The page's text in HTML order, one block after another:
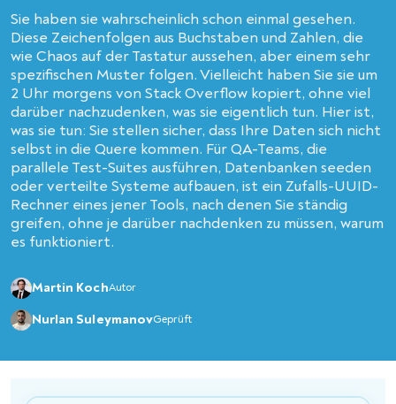
Sie haben sie wahrscheinlich schon einmal gesehen.
Diese Zeichenfolgen aus Buchstaben und Zahlen, die
wie Chaos auf der Tastatur aussehen, aber einem sehr
spezifischen Muster folgen. Vielleicht haben Sie sie um
2 Uhr morgens von Stack Overflow kopiert, ohne viel
darüber nachzudenken, was sie eigentlich tun. Hier ist,
was sie tun: Sie stellen sicher, dass Ihre Daten sich nicht
selbst in die Quere kommen. Für QA-Teams, die
parallele Test-Suites ausführen, Datenbanken seeden
oder verteilte Systeme aufbauen, ist ein Zufalls-UUID-
Rechner eines jener Tools, nach denen Sie ständig
greifen, ohne je darüber nachdenken zu müssen, warum
es funktioniert.
Martin KochAutor
Nurlan SuleymanovGeprüft